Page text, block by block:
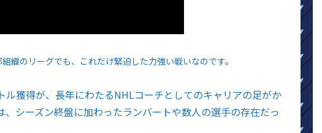
のリーグでも、これだけ緊迫した力強い戦いなのです。
獲得が、長年にわたるNHLコーチとしてのキャリアの足がか
シーズン終盤に加わったランバートや数人の選手の存在だっ